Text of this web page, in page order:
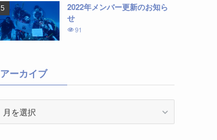
2022年メンバー更新のお知ら
せ
91
アーカイブ